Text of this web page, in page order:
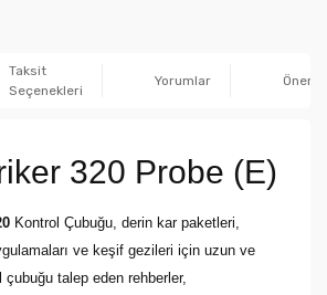
Taksit
Seçenekleri
Yorumlar
320 Probe (E)
Kontrol Çubuğu, derin kar paketleri,
ve keşif gezileri için uzun ve
talep eden rehberler,